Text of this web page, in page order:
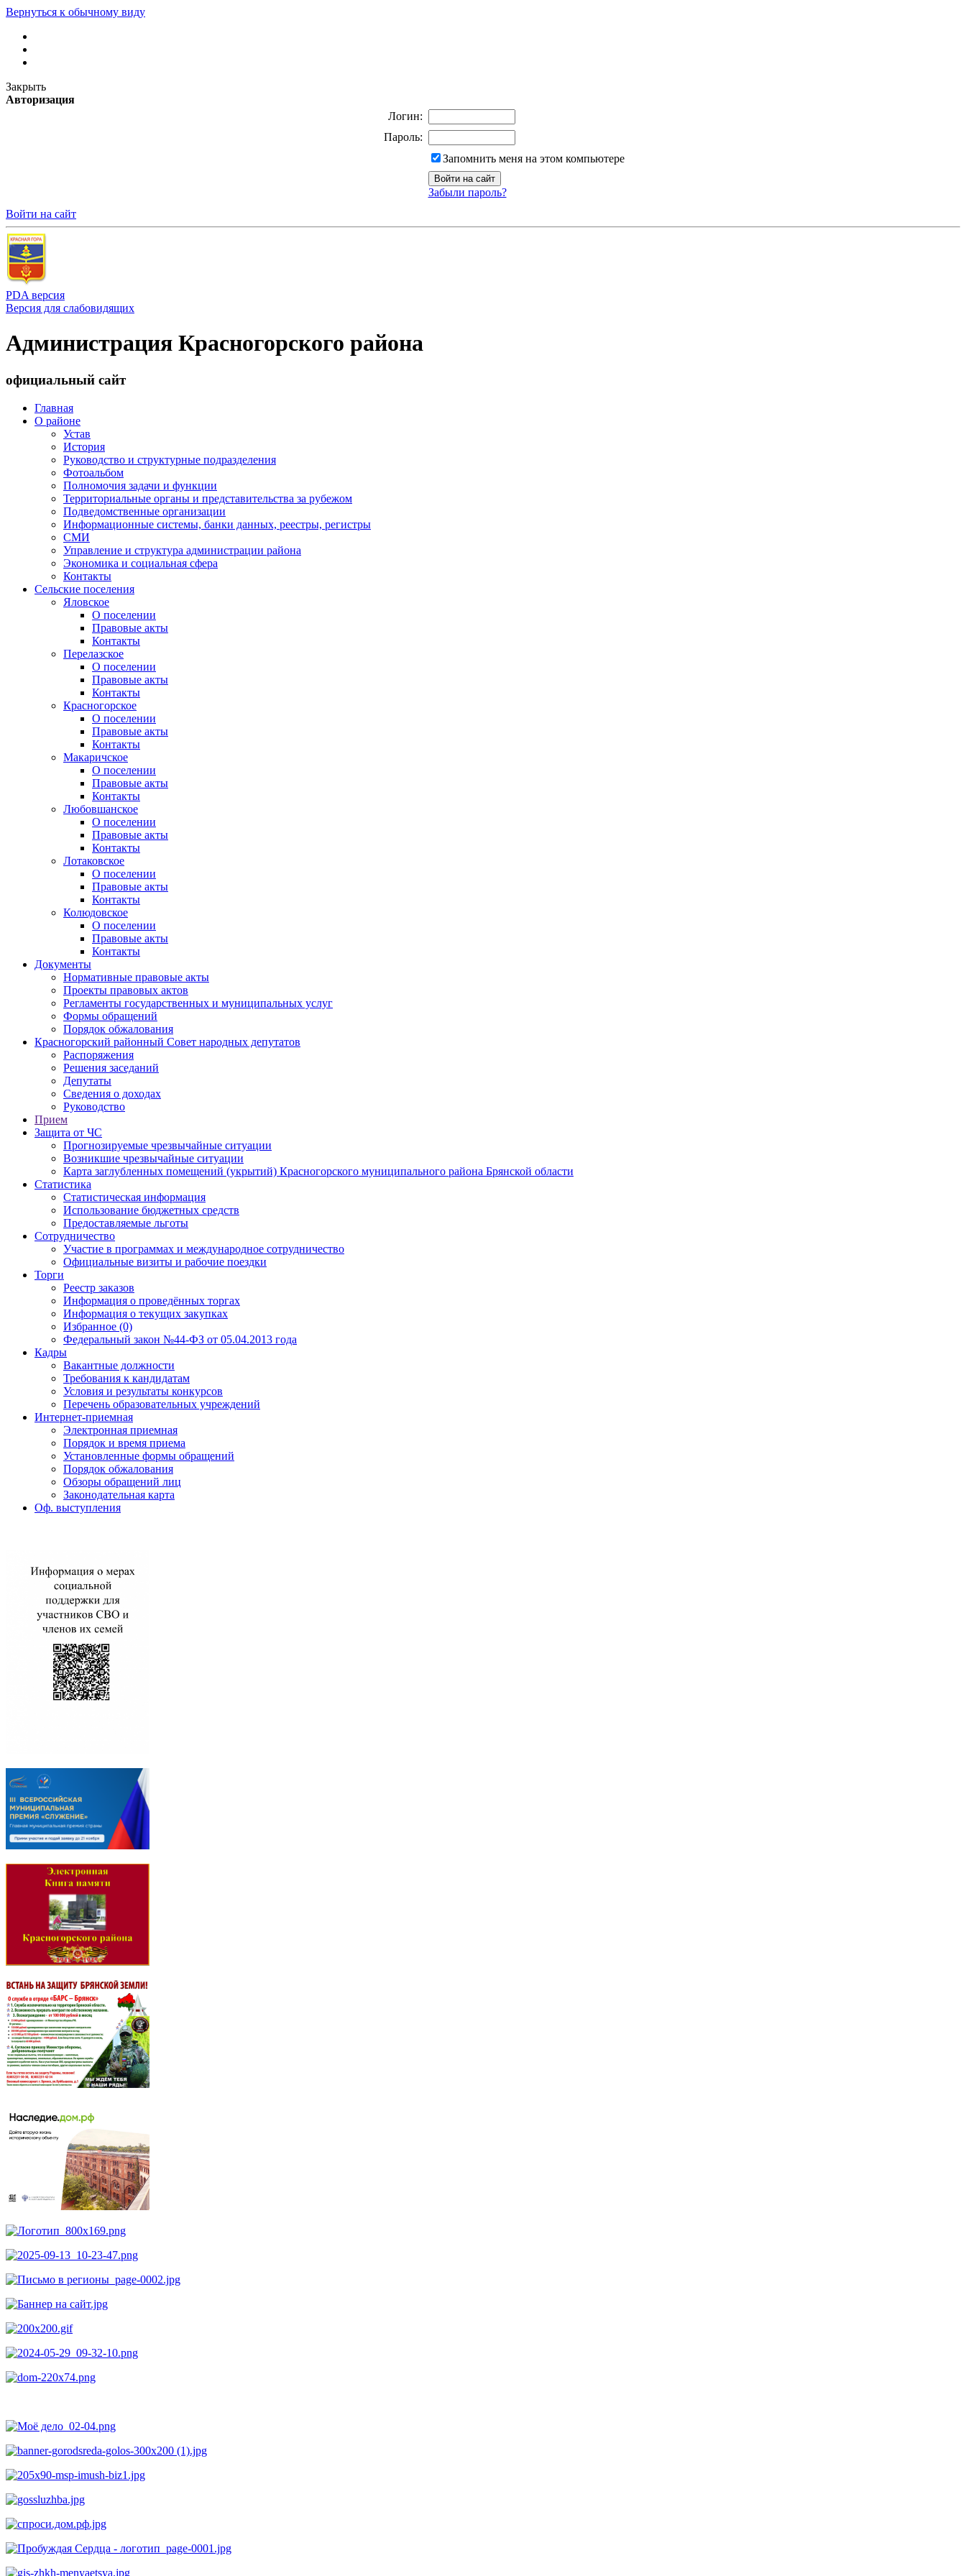
Вернуться к обычному виду
Закрыть
Авторизация
Логин:
Пароль:
Запомнить меня на этом компьютере
Забыли пароль?
Войти на сайт
PDA версия
Версия для слабовидящих
Администрация Красногорского района
официальный сайт
Главная
О районе
Устав
История
Руководство и структурные подразделения
Фотоальбом
Полномочия задачи и функции
Территориальные органы и представительства за рубежом
Подведомственные организации
Информационные системы, банки данных, реестры, регистры
СМИ
Управление и структура администрации района
Экономика и социальная сфера
Контакты
Сельские поселения
Яловское
О поселении
Правовые акты
Контакты
Перелазское
О поселении
Правовые акты
Контакты
Красногорское
О поселении
Правовые акты
Контакты
Макаричское
О поселении
Правовые акты
Контакты
Любовшанское
О поселении
Правовые акты
Контакты
Лотаковское
О поселении
Правовые акты
Контакты
Колюдовское
О поселении
Правовые акты
Контакты
Документы
Нормативные правовые акты
Проекты правовых актов
Регламенты государственных и муниципальных услуг
Формы обращений
Порядок обжалования
Красногорский районный Совет народных депутатов
Распоряжения
Решения заседаний
Депутаты
Сведения о доходах
Руководство
Прием
Защита от ЧС
Прогнозируемые чрезвычайные ситуации
Возникшие чрезвычайные ситуации
Карта заглубленных помещений (укрытий) Красногорского муниципального района Брянской области
Статистика
Статистическая информация
Использование бюджетных средств
Предоставляемые льготы
Сотрудничество
Участие в программах и международное сотрудничество
Официальные визиты и рабочие поездки
Торги
Реестр заказов
Информация о проведённых торгах
Информация о текущих закупках
Избранное (0)
Федеральный закон №44-ФЗ от 05.04.2013 года
Кадры
Вакантные должности
Требования к кандидатам
Условия и результаты конкурсов
Перечень образовательных учреждений
Интернет-приемная
Электронная приемная
Порядок и время приема
Установленные формы обращений
Порядок обжалования
Обзоры обращений лиц
Законодательная карта
Оф. выступления